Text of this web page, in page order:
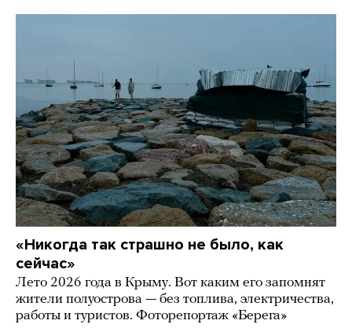
«Никогда так страшно не было, как
сейчас»
Лето 2026 года в Крыму. Вот каким его запомнят
жители полуострова — без топлива, электричества,
работы и туристов. Фоторепортаж «Берега»